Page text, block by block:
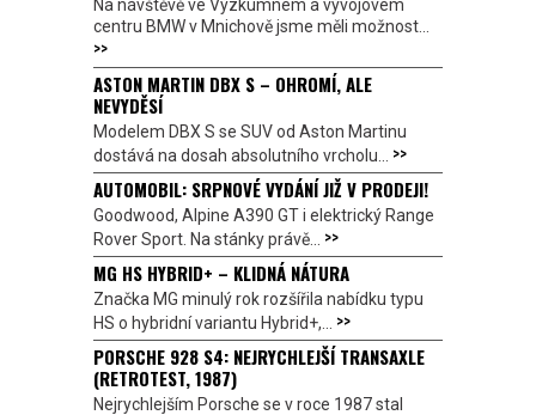
Na návštěvě ve Výzkumném a vývojovém
centru BMW v Mnichově jsme měli možnost...
>>
ASTON MARTIN DBX S – OHROMÍ, ALE
NEVYDĚSÍ
Modelem DBX S se SUV od Aston Martinu
dostává na dosah absolutního vrcholu... >>
AUTOMOBIL: SRPNOVÉ VYDÁNÍ JIŽ V PRODEJI!
Goodwood, Alpine A390 GT i elektrický Range
Rover Sport. Na stánky právě... >>
MG HS HYBRID+ – KLIDNÁ NÁTURA
Značka MG minulý rok rozšířila nabídku typu
HS o hybridní variantu Hybrid+,... >>
PORSCHE 928 S4: NEJRYCHLEJŠÍ TRANSAXLE
(RETROTEST, 1987)
Nejrychlejším Porsche se v roce 1987 stal